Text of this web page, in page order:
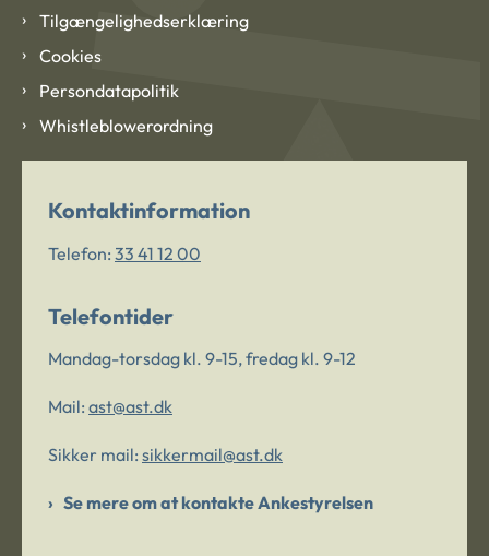
Tilgængelighedserklæring
Cookies
Persondatapolitik
Whistleblowerordning
Kontaktinformation
Telefon: 33 41 12 00
Telefontider
Mandag-torsdag kl. 9-15, fredag kl. 9-12
Mail: ast@ast.dk
Sikker mail: sikkermail@ast.dk
Se mere om at kontakte Ankestyrelsen